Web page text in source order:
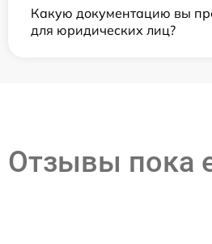
Какую документацию вы
для юридических лиц?
Отзывы пока